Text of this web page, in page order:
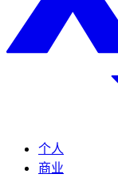
个人
商业